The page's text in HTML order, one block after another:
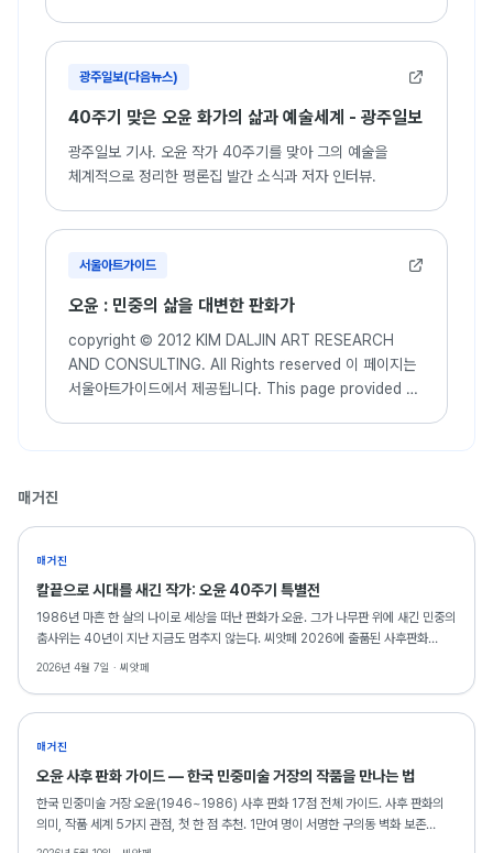
광주일보(다음뉴스)
40주기 맞은 오윤 화가의 삶과 예술세계 - 광주일보
광주일보 기사. 오윤 작가 40주기를 맞아 그의 예술을
체계적으로 정리한 평론집 발간 소식과 저자 인터뷰.
서울아트가이드
오윤 : 민중의 삶을 대변한 판화가
copyright © 2012 KIM DALJIN ART RESEARCH
AND CONSULTING. All Rights reserved 이 페이지는
서울아트가이드에서 제공됩니다. This page provided by
매거진
매거진
칼끝으로 시대를 새긴 작가: 오윤 40주기 특별전
1986년 마흔 한 살의 나이로 세상을 떠난 판화가 오윤. 그가 나무판 위에 새긴 민중의
춤사위는 40년이 지난 지금도 멈추지 않는다. 씨앗페 2026에 출품된 사후판화
18점은, 그의 예술이 동료 예술인의 금융 안전망으로 다시 태어나는 역설적이고도
2026년 4월 7일 · 씨앗페
매거진
오윤 사후 판화 가이드 — 한국 민중미술 거장의 작품을 만나는 법
한국 민중미술 거장 오윤(1946~1986) 사후 판화 17점 전체 가이드. 사후 판화의
의미, 작품 세계 5가지 관점, 첫 한 점 추천. 1만여 명이 서명한 구의동 벽화 보존
운동과 함께.